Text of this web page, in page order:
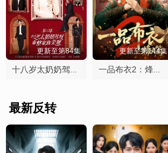
更新至第84集
十八岁太奶奶驾到，重整家族荣耀3
更新至第144集
一品布衣2：烽火篇
最新反转